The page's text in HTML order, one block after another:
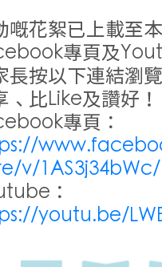
嘅花絮已上載至
專頁及
長按以下連結瀏
、比Like及讚好！
專頁：
v/1AS3j34bWc/
：
youtu.be/